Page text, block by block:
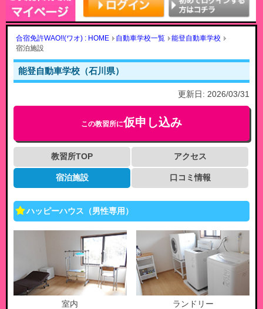
合宿免許WAO!!(ワオ) : HOME 自動車学校一覧
能登自動車学校
宿泊施設
能登自動車学校（石川県）
更新日: 2026/03/31
この教習所に仮申し込み
教習所TOP アクセス
宿泊施設 口コミ情報
ハッピーハウス（男性専用）
室内 ランドリー